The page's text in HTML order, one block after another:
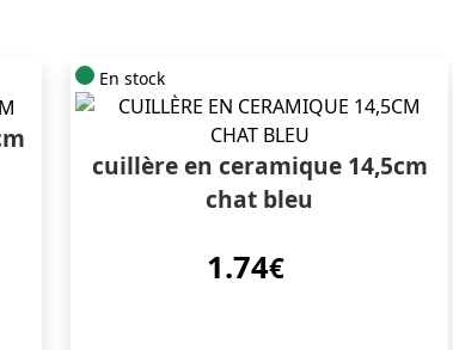
En stock
cuillère en ceramique 14,5cm
chat bleu
1.74€